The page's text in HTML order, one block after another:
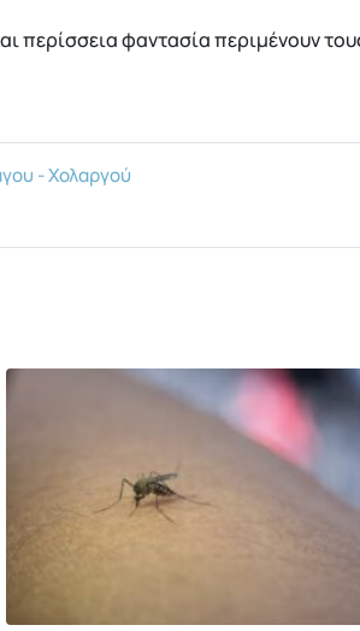
περίσσεια φαντασία περιμένουν
- Χολαργού